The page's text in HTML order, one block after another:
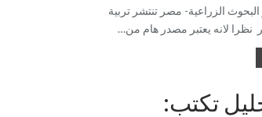
البحوث الزراعية- مصر تنتشر تربية
لانه يعتبر مصدر هام من…
تكتب: